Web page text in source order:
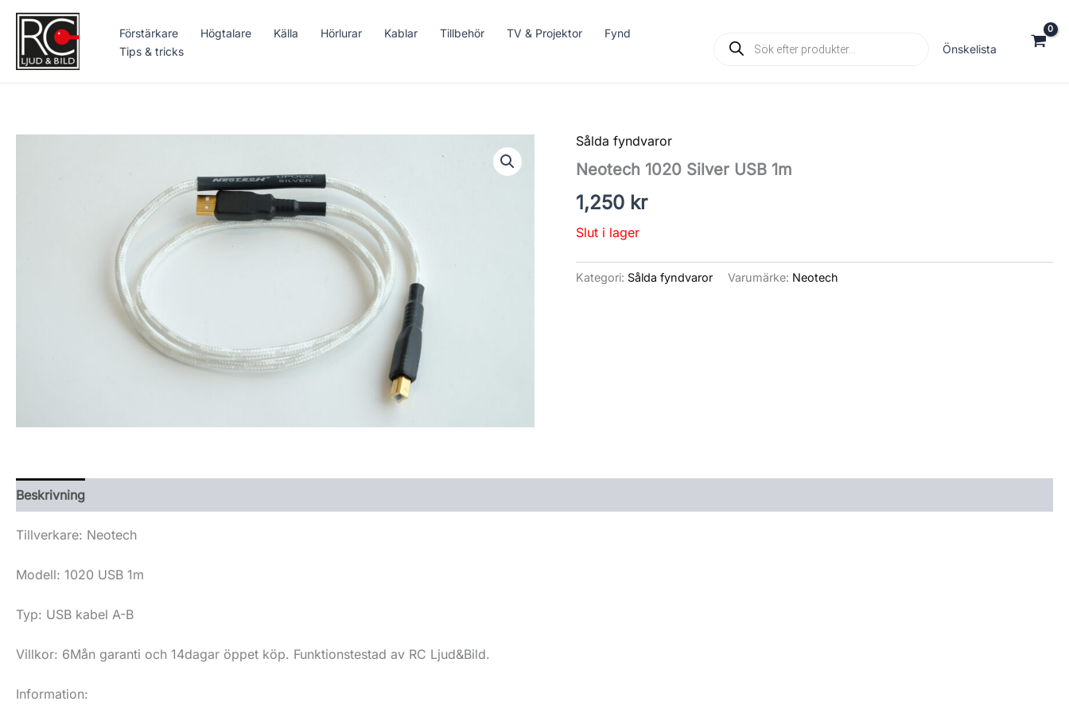
Hoppa
innehåll
Förstärkare Högtalare Källa Hörlurar Kablar Tillbehör TV & Projektor
Fynd
Tips & tricks
search
Önskelista
Sålda fyndvaror
Neotech 1020 Silver USB 1m
1,250 kr
Slut i lager
Kategori: Sålda fyndvaror Varumärke: Neotech
Beskrivning
Tillverkare: Neotech
Modell: 1020 USB 1m
Typ: USB kabel A-B
Villkor: 6Mån garanti och 14dagar öppet köp. Funktionstestad av RC Ljud&Bild.
Information: